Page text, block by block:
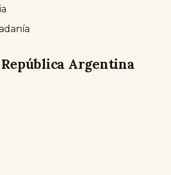
Argentina